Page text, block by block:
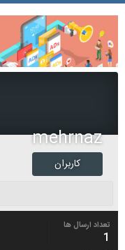
mehrnaz
کاربران
تعداد ارسال ها
1